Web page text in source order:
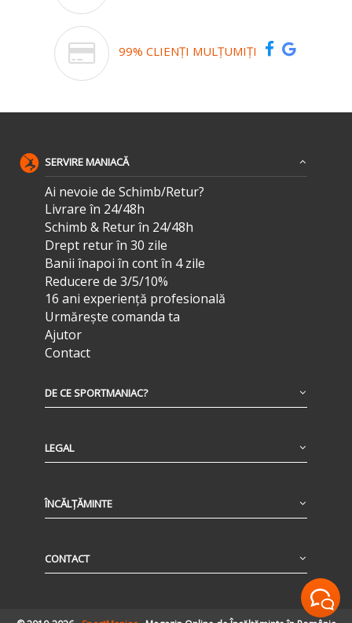
99% CLIENȚI MULȚUMIȚI
SERVIRE MANIACĂ
Ai nevoie de Schimb/Retur?
Livrare în 24/48h
Schimb & Retur în 24/48h
Drept retur în 30 zile
Banii înapoi în cont în 4 zile
Reducere de 3/5/10%
16 ani experiență profesională
Urmărește comanda ta
Ajutor
Contact
DE CE SPORTMANIAC?
LEGAL
ÎNCĂLȚĂMINTE
CONTACT